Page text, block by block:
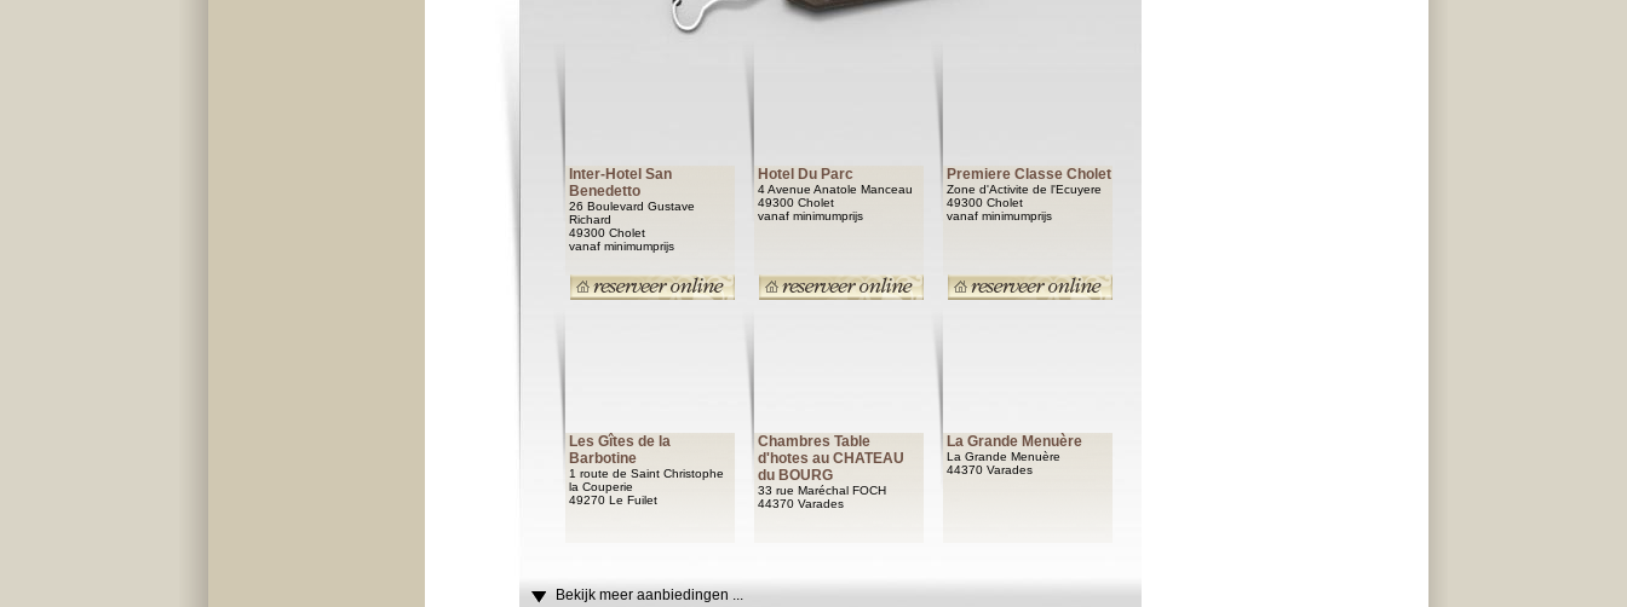
Inter-Hotel San
Benedetto
26 Boulevard Gustave
Richard
49300 Cholet
vanaf minimumprijs
Hotel Du Parc
4 Avenue Anatole Manceau
49300 Cholet
vanaf minimumprijs
Premiere Classe Cholet
Zone d'Activite de l'Ecuyere
49300 Cholet
vanaf minimumprijs
Les Gîtes de la
Barbotine
1 route de Saint Christophe
la Couperie
49270 Le Fuilet
Chambres Table
d'hotes au CHATEAU
du BOURG
33 rue Maréchal FOCH
44370 Varades
La Grande Menuère
La Grande Menuère
44370 Varades
Bekijk meer aanbiedingen ...